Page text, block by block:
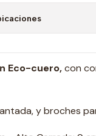
Eco-cuero,con
y broches